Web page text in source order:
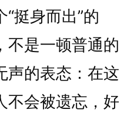
挺身而出”的
不是一顿普通的
声的表态：在这
不会被遗忘，好